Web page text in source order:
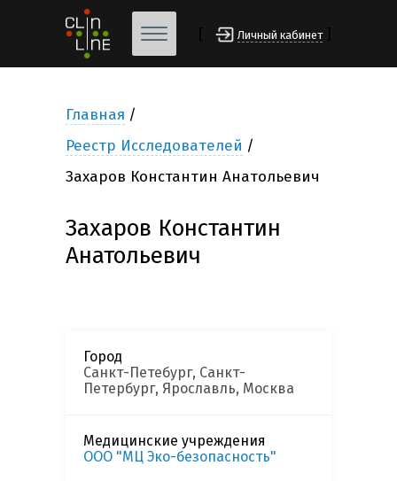
Личный кабинет
Главная
Реестр Исследователей
Захаров Константин Анатольевич
Захаров Константин
Анатольевич
Город
Санкт-Петебург, Санкт-
Петербург, Ярославль, Москва
Медицинские учреждения
ООО "МЦ Эко-безопасность"